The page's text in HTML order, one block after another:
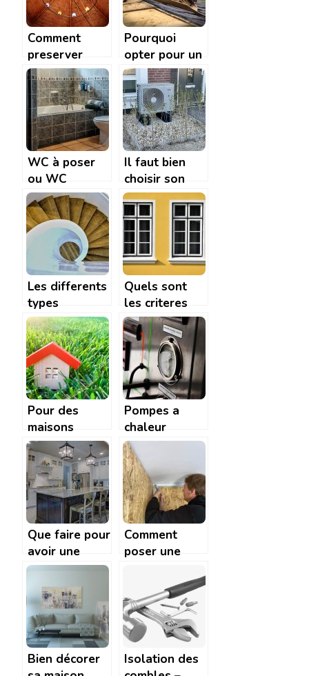
Comment
preserver
votre plafond
en bois en
quelques
etapes
simples ?
Pourquoi
opter pour un
portail de
jardin en bois
?
WC à poser
ou WC
suspendus :
lequel choisir
?
Il faut bien
choisir son
systeme de
chauffage!
Les differents
types
d’escaliers en
bois : ce qu’il
faut savoir
pour mieux
choisir !
Quels sont
les criteres
permettant de
choisir au
mieux une
fenetre ?
Pour des
maisons
toujours plus
vertes, des
systemes de
chauffage
ecologiques
Pompes a
chaleur
geothermique
:
caracteristiques
et
fonctionnement
dans une
structure
Que faire pour
avoir une
cuisine
performante?
Comment
poser une
de placo ?
Bien décorer
Isolation des